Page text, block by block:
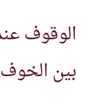
الوقوف
بين